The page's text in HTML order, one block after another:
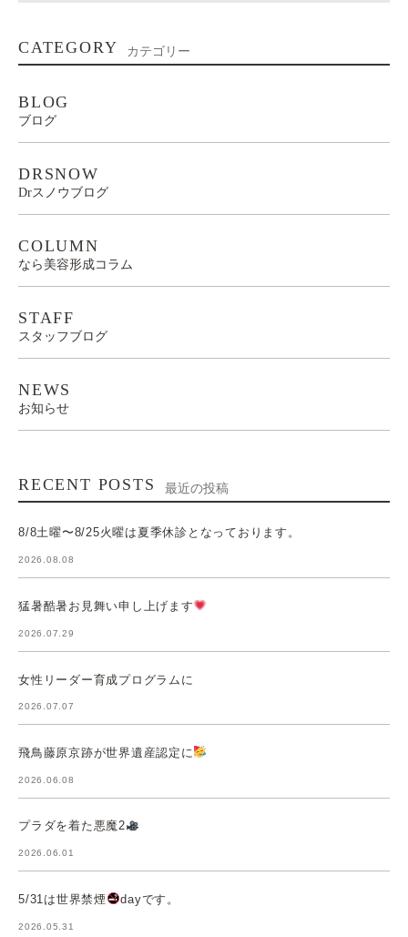
CATEGORY カテゴリー
BLOG
ブログ
DRSNOW
Drスノウブログ
COLUMN
なら美容形成コラム
STAFF
スタッフブログ
NEWS
お知らせ
RECENT POSTS 最近の投稿
8/8土曜〜8/25火曜は夏季休診となっております。
2026.08.08
猛暑酷暑お見舞い申し上げます
2026.07.29
女性リーダー育成プログラムに
2026.07.07
飛鳥藤原京跡が世界遺産認定に
2026.06.08
プラダを着た悪魔2
2026.06.01
5/31は世界禁煙 dayです。
2026.05.31